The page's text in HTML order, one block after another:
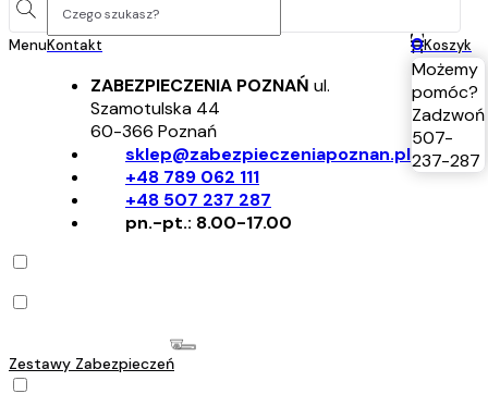
MenuKontakt
ZABEZPIECZENIA POZNAŃ ul.
Szamotulska 44
60-366 Poznań
sklep@zabezpieczeniapoznan.pl
+48 789 062 111
+48 507 237 287
pn.-pt.: 8.00-17.00
0Koszyk
Możemy
pomóc?
Zadzwoń
507-
237-287
Zestawy Zabezpieczeń